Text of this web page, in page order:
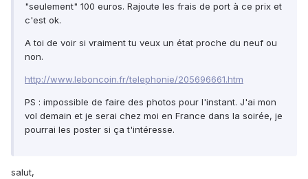
"seulement" 100 euros. Rajoute les frais de port à ce prix et
c'est ok.
A toi de voir si vraiment tu veux un état proche du neuf ou
non.
http://www.leboncoin.fr/telephonie/205696661.htm
PS : impossible de faire des photos pour l'instant. J'ai mon
vol demain et je serai chez moi en France dans la soirée, je
pourrai les poster si ça t'intéresse.
salut,